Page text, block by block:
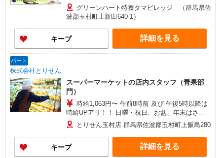
分単位で別途支給します。
グリーンハート特養タマビレッジ （群馬県佐
波郡玉村町上新田640-1）
キープ 詳細を見る
パート
株式会社とりせん
スーパーマーケットの店内スタッフ（青果部
門）
時給1,063円〜 午前8時前 及び 午後5時以降は
時給UPアリ！！ 日曜・祝日、お盆、年末はさら
に時給＋100円
とりせん玉村店 群馬県佐波郡玉村町上飯島280
キープ 詳細を見る